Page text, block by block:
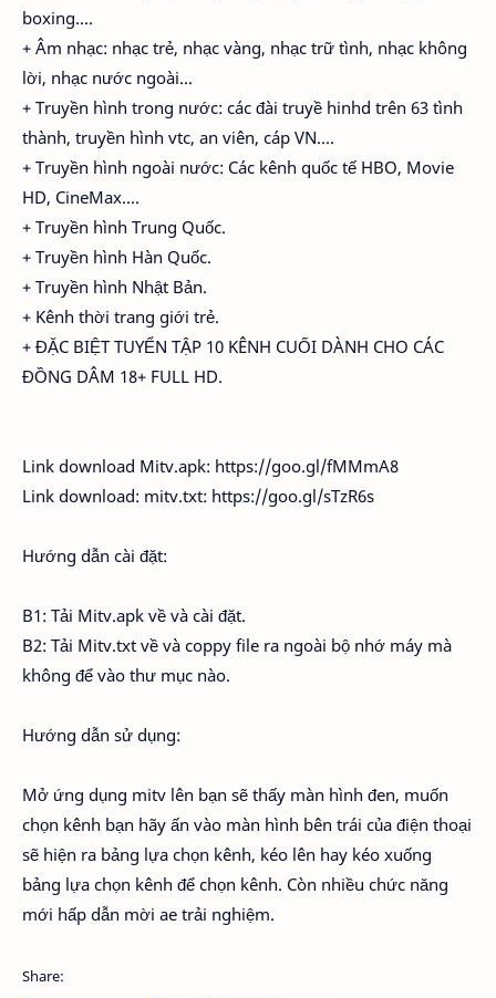
boxing....
+ Âm nhạc: nhạc trẻ, nhạc vàng, nhạc trữ tình, nhạc không
lời, nhạc nước ngoài...
+ Truyền hình trong nước: các đài truyề hinhd trên 63 tình
thành, truyền hình vtc, an viên, cáp VN....
+ Truyền hình ngoài nước: Các kênh quốc tế HBO, Movie
HD, CineMax....
+ Truyền hình Trung Quốc.
+ Truyền hình Hàn Quốc.
+ Truyền hình Nhật Bản.
+ Kênh thời trang giới trẻ.
+ ĐẶC BIỆT TUYỂN TẬP 10 KÊNH CUỐI DÀNH CHO CÁC
ĐỒNG DÂM 18+ FULL HD.
Link download Mitv.apk: https://goo.gl/fMMmA8
Link download: mitv.txt: https://goo.gl/sTzR6s
Hướng dẫn cài đặt:
B1: Tải Mitv.apk về và cài đặt.
B2: Tải Mitv.txt về và coppy file ra ngoài bộ nhớ máy mà
không để vào thư mục nào.
Hướng dẫn sử dụng:
Mở ứng dụng mitv lên bạn sẽ thấy màn hình đen, muốn
chọn kênh bạn hãy ấn vào màn hình bên trái của điện thoại
sẽ hiện ra bảng lựa chọn kênh, kéo lên hay kéo xuống
bảng lựa chọn kênh để chọn kênh. Còn nhiều chức năng
mới hấp dẫn mời ae trải nghiệm.